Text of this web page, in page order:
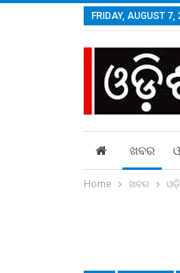
FRIDAY, AUGUST 7,
ଖବର
Home ଖବର